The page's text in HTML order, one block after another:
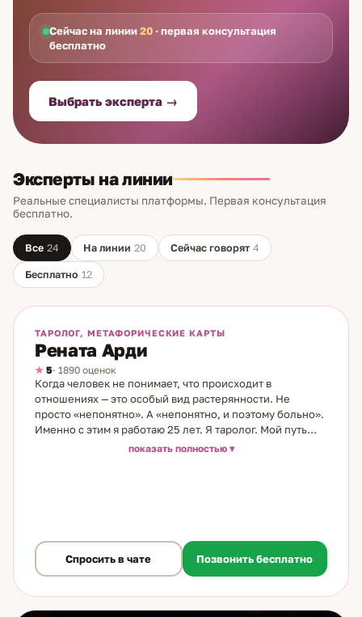
единственно верный путь к разрешению любых
проблем. Прием экстрасенса в Симферополе —
дистанционный, с помощью телефона, либо через
онлайн-чат. Экстрасенсы в Симферополе помогут
избежать неправильного и недальновидного
решения каждому, кто к ним обратится. Не
спрашивайте совета у случайных людей,
доверяйте профессионалам!
Сейчас на линии20 · первая консультация
бесплатно
Выбрать эксперта →
Эксперты на линии
Реальные специалисты платформы. Первая консультация
бесплатно.
Все 24 На линии 20 Сейчас говорят 4
Бесплатно 12
ТАРОЛОГ, МЕТАФОРИЧЕСКИЕ КАРТЫ
Рената Арди
5· 1890 оценок
Когда человек не понимает, что происходит в
отношениях — это особый вид растерянности. Не
просто «непонятно». А «непонятно, и поэтому больно».
Именно с этим я работаю 25 лет. Я таролог. Мой путь
начался случайно: книга о Таро в магазине, два дня без
что человек рядом не говорит вслух, но что определяет
его поведение. Конфликты и разлуки. Любовный
Ситуации выбора — когда нужно решить, и страшно
ошибиться. Также работаю с причинами одиночества и
показать полностью
Спросить в чате Позвонить бесплатно